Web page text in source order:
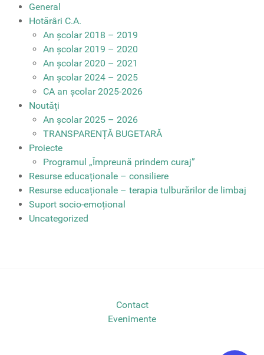
General
Hotărâri C.A.
An școlar 2018 – 2019
An școlar 2019 – 2020
An școlar 2020 – 2021
An școlar 2024 – 2025
CA an școlar 2025-2026
Noutăți
An școlar 2025 – 2026
TRANSPARENȚĂ BUGETARĂ
Proiecte
Programul „Împreună prindem curaj”
Resurse educaționale – consiliere
Resurse educaționale – terapia tulburărilor de limbaj
Suport socio-emoțional
Uncategorized
Contact
Evenimente